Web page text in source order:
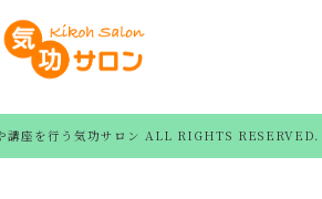
講座を行う気功サロン ALL RIGHTS RESERVED.